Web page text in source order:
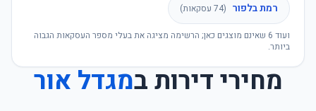
רמת בלפור (
74 עסקאות)
ועוד 6 שאינם מוצגים כאן; הרשימה מציגה את בעלי מספר העסקאות הגבוה
ביותר.
מחירי דירות במגדל אור